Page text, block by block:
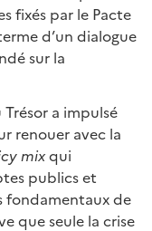
fixés par le Pacte
d’un dialogue
sur la
a impulsé
renouer avec la
mixqui
publics et
fondamentaux de
que seule la crise